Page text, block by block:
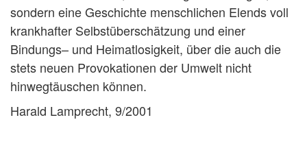
sondern eine Geschichte menschlichen Elends voll
krankhafter Selbstüberschätzung und einer
Bindungs– und Heimatlosigkeit, über die auch die
stets neuen Provokationen der Umwelt nicht
hinwegtäuschen können.
Harald Lamprecht, 9/2001